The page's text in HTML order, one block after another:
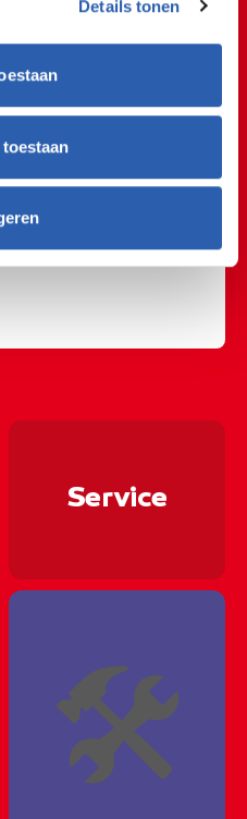
Details tonen
𝘏𝘪𝘦𝘳 𝘣𝘦𝘯 𝘪𝘬 𝘥𝘦
𝘦𝘯 𝘸𝘦𝘳𝘬𝘷𝘰𝘰𝘳𝘣𝘦𝘳𝘦𝘪𝘥𝘪𝘯𝘨.
𝘬𝘳𝘪𝘫𝘨𝘵, 𝘸𝘢𝘯𝘵 𝘥𝘢𝘢𝘳
𝘪𝘴 𝘩𝘦𝘵 𝘩𝘪𝘦𝘳
Marco is
𝘫𝘰𝘯𝘨𝘦𝘯𝘴 𝘻𝘪𝘫𝘯
𝘵𝘦 𝘸𝘦𝘳𝘬𝘦𝘯 𝘦́𝘯 𝘵𝘦 𝘭𝘦𝘳𝘦𝘯.
𝘥𝘢𝘢𝘳 𝘻𝘪𝘫𝘯 𝘸𝘦 𝘣𝘪𝘯𝘯𝘦𝘯
𝒂𝒍 𝒘𝒂𝒂𝒓 𝒋𝒆 𝒔𝒕𝒂𝒈𝒆 𝒘𝒊𝒍𝒕
Service
🛠